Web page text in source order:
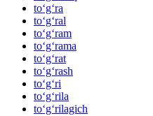
to‘g‘ra
to‘g‘ral
to‘g‘ram
to‘g‘rama
to‘g‘rat
to‘g‘rash
to‘g‘ri
to‘g‘rila
to‘g‘rilagich